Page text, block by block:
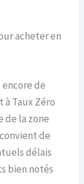
acheter en
de
Taux Zéro
de la zone
de
délais
bien notés